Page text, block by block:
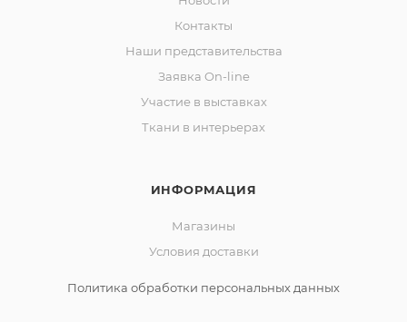
Контакты
Наши представительства
Заявка On-line
Участие в выставках
Ткани в интерьерах
ИНФОРМАЦИЯ
Магазины
Условия доставки
Политика обработки персональных данных